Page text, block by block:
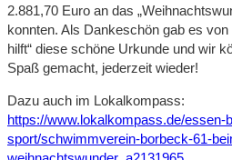
2.881,70 Euro an das
konnten. Als Dankeschön gab es
hilft“ diese schöne Urkunde und wir
Spaß gemacht, jederzeit wieder!
Dazu auch im Lokalkompass:
https://www.lokalkompass.de/essen-
sport/schwimmverein-borbeck-61-